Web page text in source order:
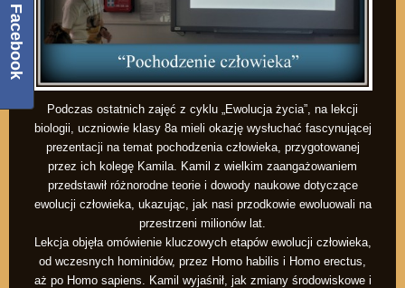
Podczas ostatnich zajęć z cyklu „Ewolucja życia”, na lekcji
biologii, uczniowie klasy 8a mieli okazję wysłuchać fascynującej
prezentacji na temat pochodzenia człowieka, przygotowanej
przez ich kolegę Kamila. Kamil z wielkim zaangażowaniem
przedstawił różnorodne teorie i dowody naukowe dotyczące
ewolucji człowieka, ukazując, jak nasi przodkowie ewoluowali na
przestrzeni milionów lat.
Lekcja objęła omówienie kluczowych etapów ewolucji człowieka,
od wczesnych hominidów, przez Homo habilis i Homo erectus,
aż po Homo sapiens. Kamil wyjaśnił, jak zmiany środowiskowe i
Facebook